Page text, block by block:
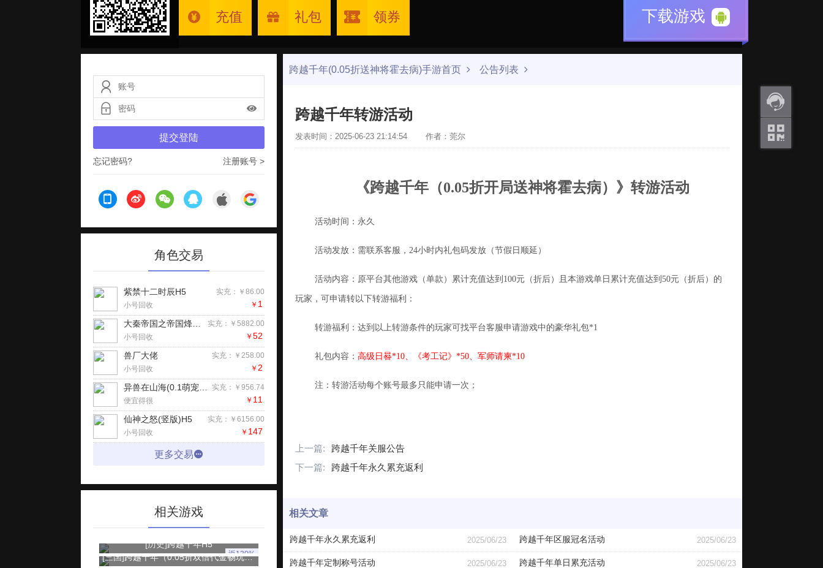
充值 礼包 领券 下载游戏
提交登陆
忘记密码? 注册账号 >
角色交易
实充：￥86.00
紫禁十二时辰H5
小号回收 ￥ 1
实充：￥5882.00
大秦帝国之帝国烽烟（七日登录侠女同游）手游
小号回收 ￥ 52
实充：￥258.00
兽厂大佬
小号回收 ￥ 2
实充：￥956.74
异兽在山海(0.1萌宠仙侠高爆版)H5
便宜得很 ￥ 11
实充：￥6156.00
仙神之怒(竖版)H5
小号回收 ￥ 147
更多交易
相关游戏
[历史]跨越千年H5
返130%
[三国]跨越千年（0.05折双倍代金畅玩版）手游
跨越千年(0.05折送神将霍去病)手游首页 公告列表
跨越千年转游活动
发表时间：2025-06-23 21:14:54 作者：莞尔
《跨越千年（0.05折开局送神将霍去病）》 转游活动
活动时间： 永久
活动发放：需联系客服， 24小时内礼包码发放（节假日顺延）
活动内容：原平台其他游戏（单款）累计充值达到 100元（折后）且本游戏单日累计充值达到 50元（折后）的
玩家，可申请转以下转游福利：
转游福利：达到以上转游条件的玩家可找平台客服申请游戏中的豪华礼包*1
礼包内容： 高级日晷*10、《考工记》 *50、 军师请柬*10
注：转游活动每个账号最多只能申请一次；
上一篇:
跨越千年关服公告
下一篇:
跨越千年永久累充返利
相关文章
2025/06/23
跨越千年永久累充返利 2025/06/23
跨越千年区服冠名活动
2025/06/23
跨越千年定制称号活动 2025/06/23
跨越千年单日累充活动
返利
咨询